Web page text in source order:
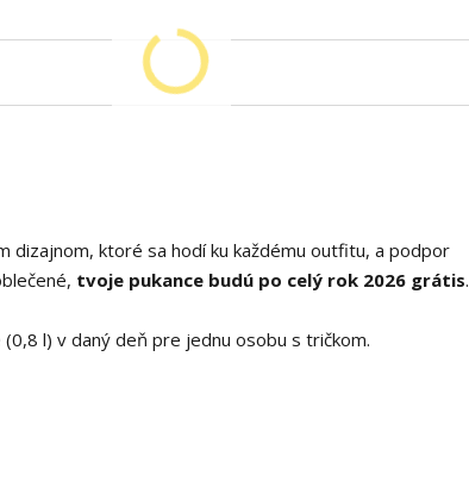
dizajnom, ktoré sa hodí ku každému outfitu, a podpor
tvoje pukance budú po celý rok 2026 grátis.
l) v daný deň pre jednu osobu s tričkom.